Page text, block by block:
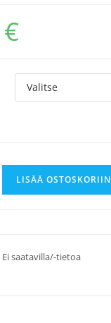
€
LISÄÄ OSTOSKORIIN
Ei saatavilla/-tietoa